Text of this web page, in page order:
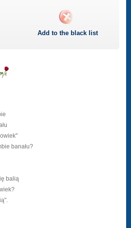
Add to the black list
banału?
balią